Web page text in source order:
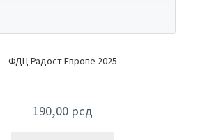
ФДЦ Радост Европе 2025
190,00 рсд